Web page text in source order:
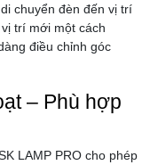
chuyển đèn đến vị trí
trí mới một cách
điều chỉnh góc
– Phù hợp
LAMP PRO cho phép